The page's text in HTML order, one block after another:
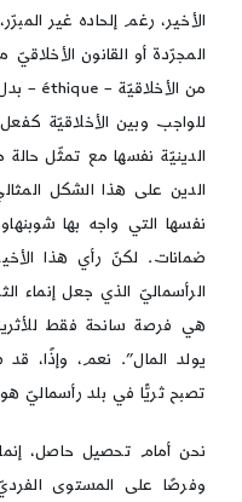
الأخير، رغم إلحاده غير
المجرّدة أو القانون
للواجب وبين الأخلاقيّة
الدينيّة نفسها مع تمثّل
الدين على هذا الشكل
نفسها التي واجه بها
ضمانات. لكنّ رأي هذا
الرأسماليّ الذي جعل إنماء
هي فرصة سانحة فقط
يولد المال”. نعم، وإذًا،
تصبح ثريًّا في بلد رأسماليّ
نحن أمام تحصيل حاصل،
وفرصًا على المستوى